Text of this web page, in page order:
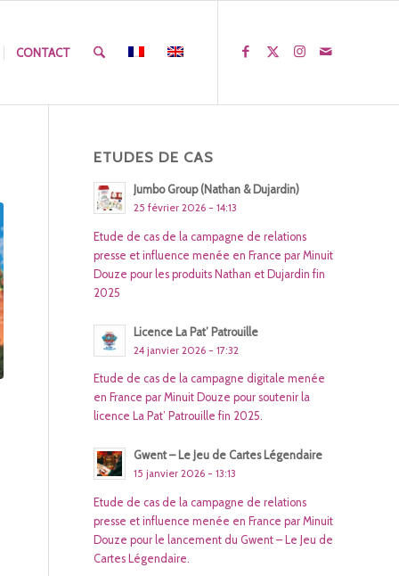
CONTACT
ETUDES DE CAS
Jumbo Group (Nathan & Dujardin)
25 février 2026 - 14:13
Etude de cas de la campagne de relations
presse et influence menée en France par Minuit
Douze pour les produits Nathan et Dujardin fin
2025
Licence La Pat’ Patrouille
24 janvier 2026 - 17:32
Etude de cas de la campagne digitale menée
en France par Minuit Douze pour soutenir la
licence La Pat’ Patrouille fin 2025.
Gwent – Le Jeu de Cartes Légendaire
15 janvier 2026 - 13:13
Etude de cas de la campagne de relations
presse et influence menée en France par Minuit
Douze pour le lancement du Gwent – Le Jeu de
Cartes Légendaire.